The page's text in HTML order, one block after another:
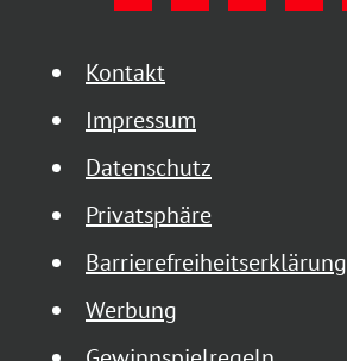
Kontakt
Impressum
Datenschutz
Privatsphäre
Barrierefreiheitserklärung
Werbung